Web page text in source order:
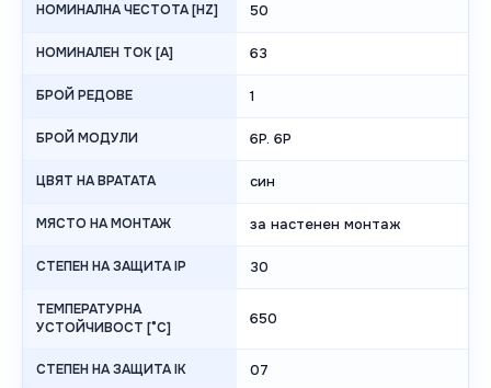
НОМИНАЛНА ЧЕСТОТА [HZ] 50
НОМИНАЛЕН ТОК [A] 63
БРОЙ РЕДОВЕ 1
БРОЙ МОДУЛИ 6P. 6P
ЦВЯТ НА ВРАТАТА син
МЯСТО НА МОНТАЖ за настенен монтаж
СТЕПЕН НА ЗАЩИТА IP 30
ТЕМПЕРАТУРНА
УСТОЙЧИВОСТ [°C]
650
СТЕПЕН НА ЗАЩИТА IK 07